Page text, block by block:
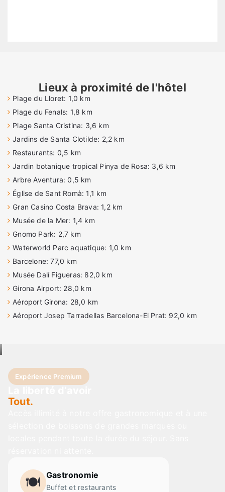
Lieux à proximité de l'hôtel
Plage du Lloret: 1,0 km
Plage du Fenals: 1,8 km
Plage Santa Cristina: 3,6 km
Jardins de Santa Clotilde: 2,2 km
Restaurants: 0,5 km
Jardin botanique tropical Pinya de Rosa: 3,6 km
Arbre Aventura: 0,5 km
Église de Sant Romà: 1,1 km
Gran Casino Costa Brava: 1,2 km
Musée de la Mer: 1,4 km
Gnomo Park: 2,7 km
Waterworld Parc aquatique: 1,0 km
Barcelone: 77,0 km
Musée Dalí Figueras: 82,0 km
Girona Airport: 28,0 km
Aéroport Girona: 28,0 km
Aéroport Josep Tarradellas Barcelona-El Prat: 92,0 km
Expérience Premium
Tout.
🍽️ Gastronomie
Buffet et restaurants